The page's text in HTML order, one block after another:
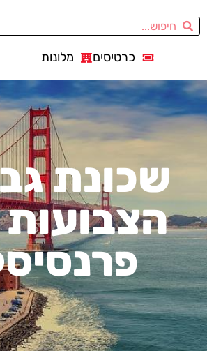
כרטיסים מלונות
שכונת
הצבועות